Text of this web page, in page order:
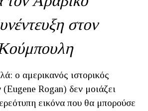
στον
ο αμερικανός ιστορικός
(Eugene Rogan) δεν μοιάζει
εικόνα που θα μπορούσε